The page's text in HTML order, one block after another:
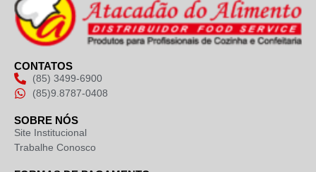
(85) 3499-6900
(85)9.8787-0408
CONTATOS
SOBRE NÓS
Site Institucional
Trabalhe Conosco